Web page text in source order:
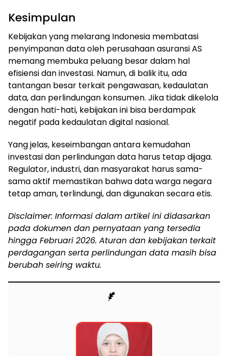
Kesimpulan
Kebijakan yang melarang Indonesia membatasi
penyimpanan data oleh perusahaan asuransi AS
memang membuka peluang besar dalam hal
efisiensi dan investasi. Namun, di balik itu, ada
tantangan besar terkait pengawasan, kedaulatan
data, dan perlindungan konsumen. Jika tidak dikelola
dengan hati-hati, kebijakan ini bisa berdampak
negatif pada kedaulatan digital nasional.
Yang jelas, keseimbangan antara kemudahan
investasi dan perlindungan data harus tetap dijaga.
Regulator, industri, dan masyarakat harus sama-
sama aktif memastikan bahwa data warga negara
tetap aman, terlindungi, dan digunakan secara etis.
Disclaimer: Informasi dalam artikel ini didasarkan
pada dokumen dan pernyataan yang tersedia
hingga Februari 2026. Aturan dan kebijakan terkait
perdagangan serta perlindungan data masih bisa
berubah seiring waktu.